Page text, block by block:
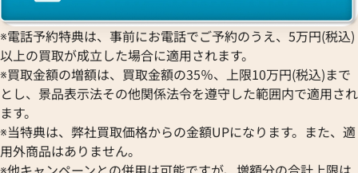
刻印 シルバー金具
参考買取価格
60,000円
2026年4月17日時点
エルメス ケリー
□M刻印 シルバー
52,000円
2025年12月3日時
※電話予約特典は、事前にお電話でご予約のうえ、5万円(税込)
以上の買取が成立した場合に適用されます。
※買取金額の増額は、買取金額の35％、上限10万円(税込)まで
とし、景品表示法その他関係法令を遵守した範囲内で適用され
ます。
※当特典は、弊社買取価格からの金額UPになります。また、適
用外商品はありません。